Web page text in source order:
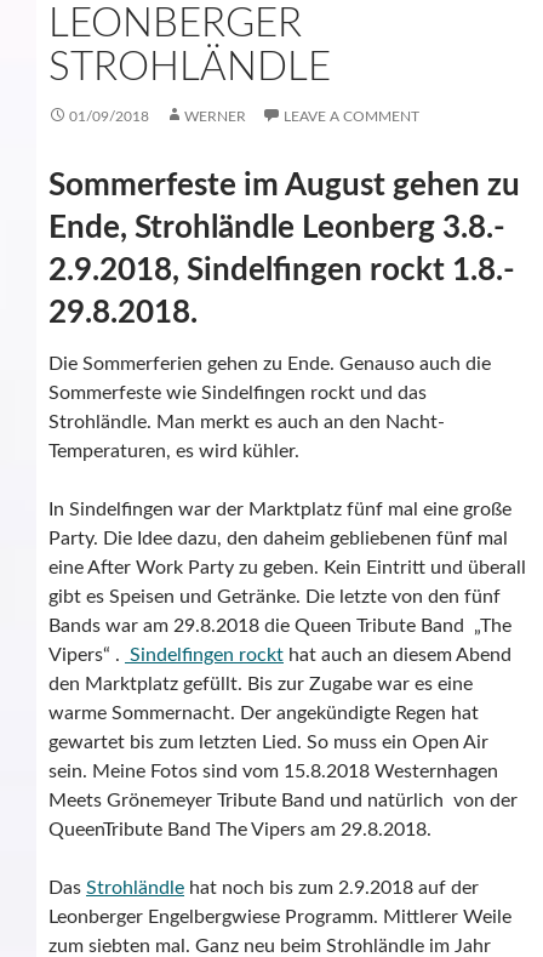
LEONBERGER
STROHLÄNDLE
01/09/2018 WERNER LEAVE A COMMENT
Sommerfeste im August gehen zu
Ende, Strohländle Leonberg 3.8.-
2.9.2018, Sindelfingen rockt 1.8.-
29.8.2018.
Die Sommerferien gehen zu Ende. Genauso auch die
Sommerfeste wie Sindelfingen rockt und das
Strohländle. Man merkt es auch an den Nacht-
Temperaturen, es wird kühler.
In Sindelfingen war der Marktplatz fünf mal eine große
Party. Die Idee dazu, den daheim gebliebenen fünf mal
eine After Work Party zu geben. Kein Eintritt und überall
gibt es Speisen und Getränke. Die letzte von den fünf
Bands war am 29.8.2018 die Queen Tribute Band „The
Vipers“ . Sindelfingen rockt hat auch an diesem Abend
den Marktplatz gefüllt. Bis zur Zugabe war es eine
warme Sommernacht. Der angekündigte Regen hat
gewartet bis zum letzten Lied. So muss ein Open Air
sein. Meine Fotos sind vom 15.8.2018 Westernhagen
Meets Grönemeyer Tribute Band und natürlich von der
QueenTribute Band The Vipers am 29.8.2018.
Das Strohländle hat noch bis zum 2.9.2018 auf der
Leonberger Engelbergwiese Programm. Mittlerer Weile
zum siebten mal. Ganz neu beim Strohländle im Jahr